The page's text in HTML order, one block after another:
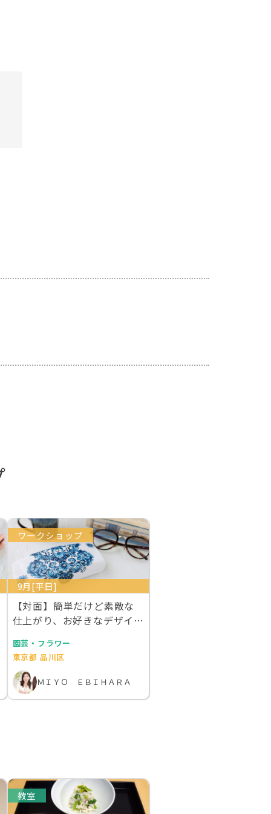
ワークショップ
9月[平日]
【対面】簡単だけど素敵な
仕上がり、お好きなデザイン
園芸・フラワー
東京都 品川区
ＭＩＹＯ ＥＢＩＨＡＲＡ
教室